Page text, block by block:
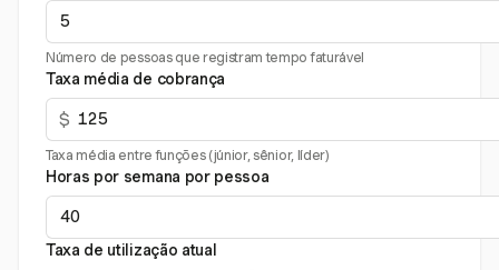
Número de pessoas que registram tempo faturável
Taxa média de cobrança
$
Taxa média entre funções (júnior, sênior, líder)
Horas por semana por pessoa
Taxa de utilização atual